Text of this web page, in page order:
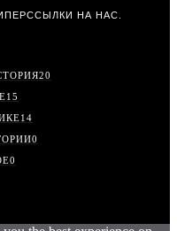
НА НАС.
20
15
14
0
0